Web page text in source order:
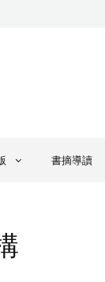
書摘導讀